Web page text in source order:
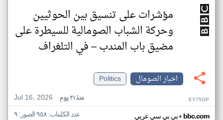
مؤشرات على تنسيق بين الحوثيين
وحركة الشباب الصومالية للسيطرة على
مضيق باب المندب – في التلغراف
اخبار الصومال
Politics
Jul 16, 2026
منذ ٢١ يوم EY75GP
بي بي سي عربي• bbc.com عدد الكلمات: ٩٥٨ الصور: ٩